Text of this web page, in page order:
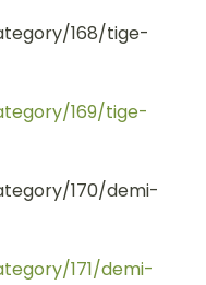
168/tige-
169/tige-
170/demi-
171/demi-